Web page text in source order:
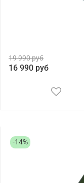
19 990 руб
16 990 руб
-14%